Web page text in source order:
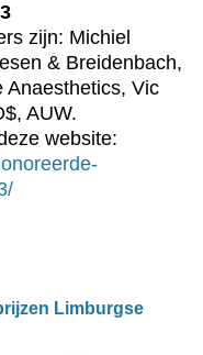
zijn: Michiel
& Breidenbach,
Anaesthetics, Vic
AUW.
website:
Limburgse